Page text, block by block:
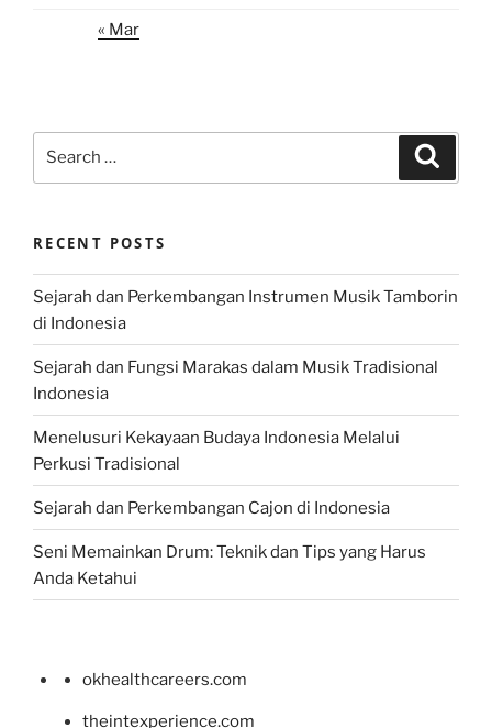
« Mar
RECENT POSTS
Sejarah dan Perkembangan Instrumen Musik Tamborin
di Indonesia
Sejarah dan Fungsi Marakas dalam Musik Tradisional
Indonesia
Menelusuri Kekayaan Budaya Indonesia Melalui
Perkusi Tradisional
Sejarah dan Perkembangan Cajon di Indonesia
Seni Memainkan Drum: Teknik dan Tips yang Harus
Anda Ketahui
okhealthcareers.com
theintexperience.com